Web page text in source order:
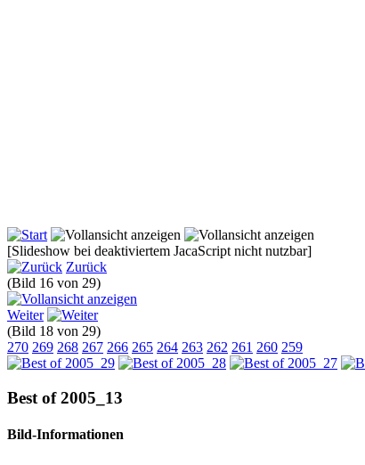
[Slideshow bei deaktiviertem JacaScript nicht nutzbar]
Zurück
(Bild 16 von 29)
Weiter
(Bild 18 von 29)
270 269 268 267 266 265 264 263 262 261 260 259
Best of 2005_13
Bild-Informationen